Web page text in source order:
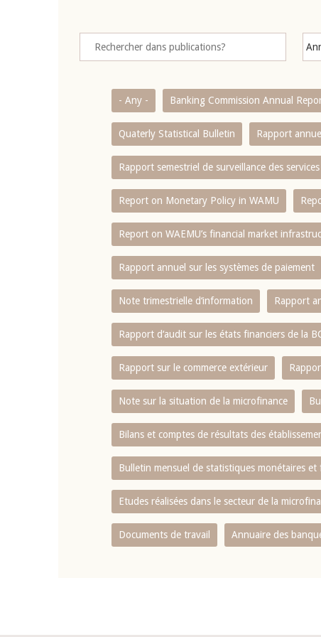
- Any - Banking Commission Annual
Quaterly Statistical Bulletin Rapport
Rapport semestriel de surveillance des
Report on Monetary Policy in WAMU
Report on WAEMU’s financial market
Rapport annuel sur les systèmes de paiement
Note trimestrielle d‘information Rapport
Rapport d‘audit sur les états financiers de la
Rapport sur le commerce extérieur
Note sur la situation de la microfinance
Bilans et comptes de résultats des
Bulletin mensuel de statistiques monétaires et
Etudes réalisées dans le secteur de la
Documents de travail Annuaire des